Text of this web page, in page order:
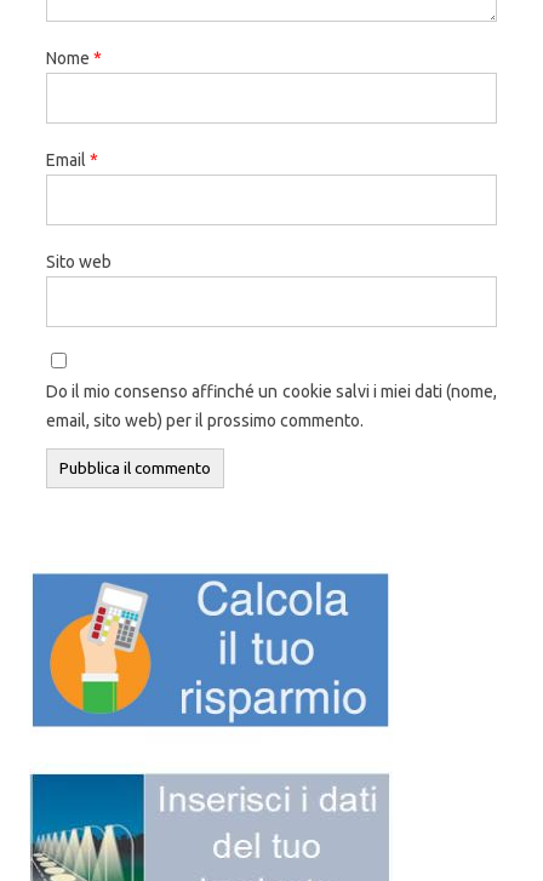
Nome *
Email *
Sito web
Do il mio consenso affinché un cookie salvi i miei dati (nome,
email, sito web) per il prossimo commento.